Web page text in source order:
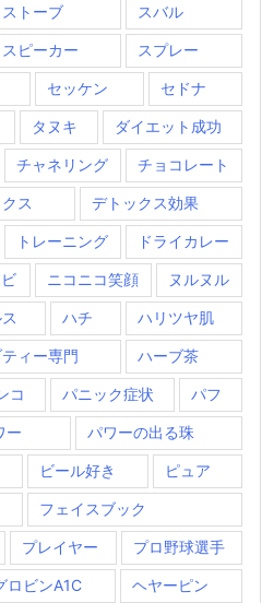
ストーブ スバル
スピーカー スプレー
セッケン セドナ
タヌキ ダイエット成功
チャネリング チョコレート
ス デトックス効果
トレーニング ドライカレー
ニコニコ笑顔 ヌルヌル
ハチ ハリツヤ肌
ィー専門 ハーブ茶
コ パニック症状 パフ
ー パワーの出る珠
ビール好き ピュア
フェイスブック
プレイヤー プロ野球選手
ロビンA1C ヘヤーピン